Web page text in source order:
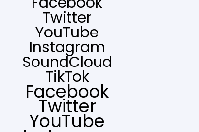
Twitter
YouTube
Instagram
SoundCloud
TikTok
Facebook
Twitter
YouTube